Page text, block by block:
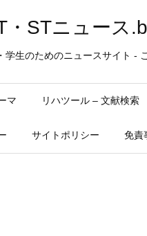
・STニュース
学生のためのニュースサイト -
マ リハツール – 文献検索
サイトポリシー 免責